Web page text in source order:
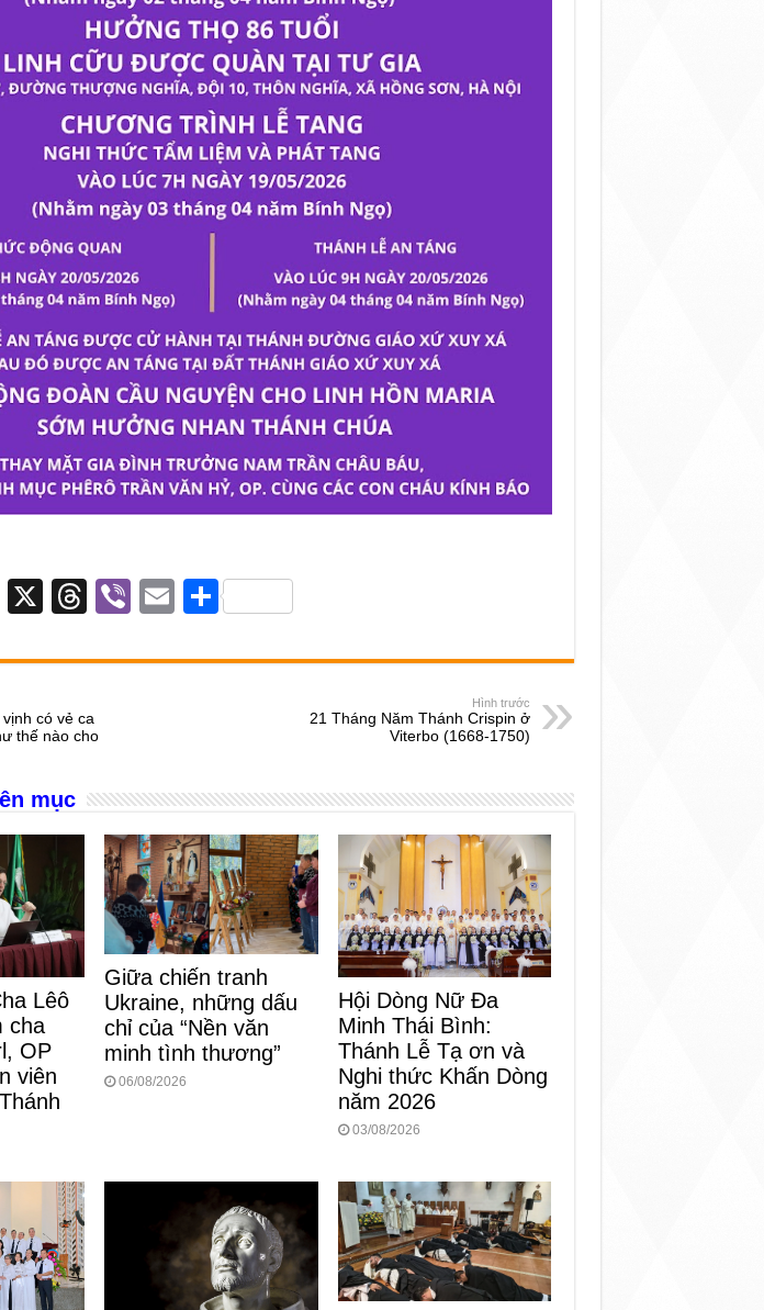
W
X
T
e
d
Vi
er
E
ail
S
ar
có vẻ ca
thế nào cho
Hình trước
21 Tháng Năm Thánh Crispin ở
Viterbo (1668-1750)
mục
Lêô
cha
OP
viên
Giữa chiến tranh
Ukraine, những dấu
chỉ của “Nền văn
minh tình thương”
06/08/2026
Hội Dòng Nữ Đa
Minh Thái Bình:
Thánh Lễ Tạ ơn và
Nghi thức Khấn Dòng
năm 2026
03/08/2026